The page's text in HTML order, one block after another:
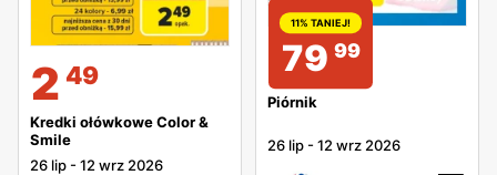
2 49
Kredki ołówkowe Color &
Smile
26 lip -12 wrz 2026
11% TANIEJ!
79 99
Piórnik
26 lip -12 wrz 2026